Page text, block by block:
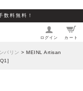
数料無料！
ログイン カート
バリン > MEINL Artisan